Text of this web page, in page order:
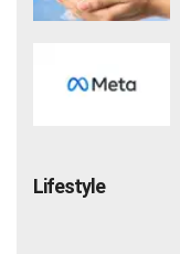
Lifestyle